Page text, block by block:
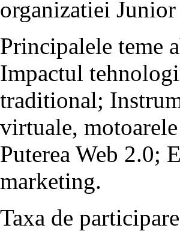
organizatiei
Principalele teme
Impactul
traditional;
virtuale,
Puterea Web 2.0;
marketing.
Taxa de